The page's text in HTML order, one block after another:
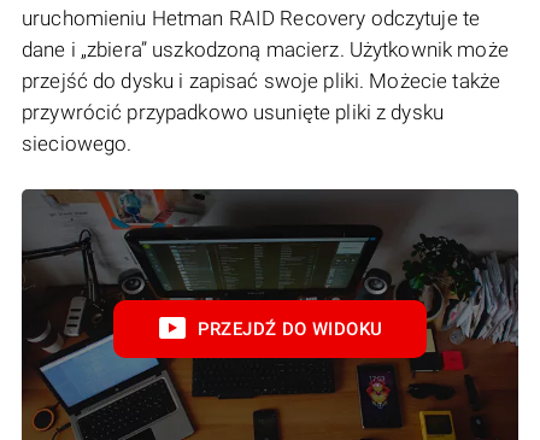
uruchomieniu Hetman RAID Recovery odczytuje te
dane i „zbiera” uszkodzoną macierz. Użytkownik może
przejść do dysku i zapisać swoje pliki. Możecie także
przywrócić przypadkowo usunięte pliki z dysku
sieciowego.
PRZEJDŹ DO WIDOKU